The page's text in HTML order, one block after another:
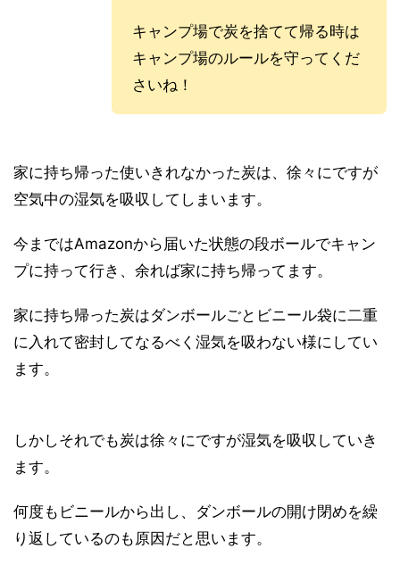
キャンプ場で炭を捨てて帰る時は
キャンプ場のルールを守ってくだ
さいね！
家に持ち帰った使いきれなかった炭は、徐々にですが
空気中の湿気を吸収してしまいます。
今まではAmazonから届いた状態の段ボールでキャン
プに持って行き、余れば家に持ち帰ってます。
家に持ち帰った炭はダンボールごとビニール袋に二重
に入れて密封してなるべく湿気を吸わない様にしてい
ます。
しかしそれでも炭は徐々にですが湿気を吸収していき
ます。
何度もビニールから出し、ダンボールの開け閉めを繰
り返しているのも原因だと思います。